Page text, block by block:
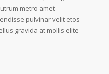
metro amet
pulvinar velit etos
gravida at mollis elite